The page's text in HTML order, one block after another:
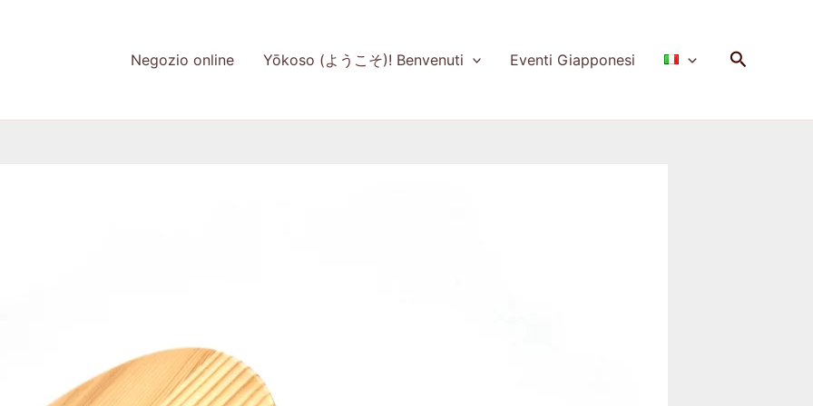
Negozio online Yōkoso (ようこそ)! Benvenuti Eventi Giapponesi Cerca